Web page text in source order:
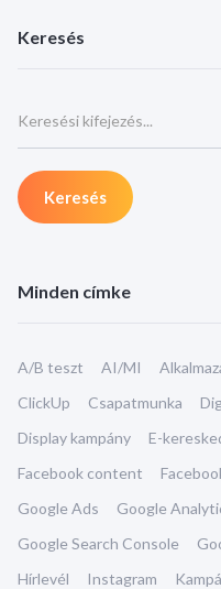
Keresés
Minden címke
A/B teszt AI/MI
ClickUp
Csapatmunka
Display kampány
E-
Facebook content
Google Ads
Google
Google Search Console
Hírlevél
Instagram